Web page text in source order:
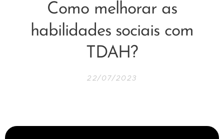
Como melhorar as
habilidades sociais com
TDAH?
22/07/2023